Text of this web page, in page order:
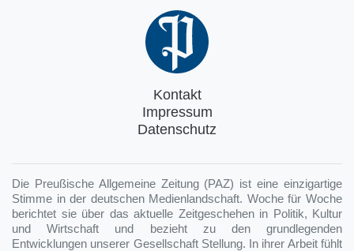
Kontakt
Impressum
Datenschutz
Die Preußische Allgemeine Zeitung (PAZ) ist eine einzigartige
Stimme in der deutschen Medienlandschaft. Woche für Woche
berichtet sie über das aktuelle Zeitgeschehen in Politik, Kultur
und Wirtschaft und bezieht zu den grundlegenden
Entwicklungen unserer Gesellschaft Stellung. In ihrer Arbeit fühlt